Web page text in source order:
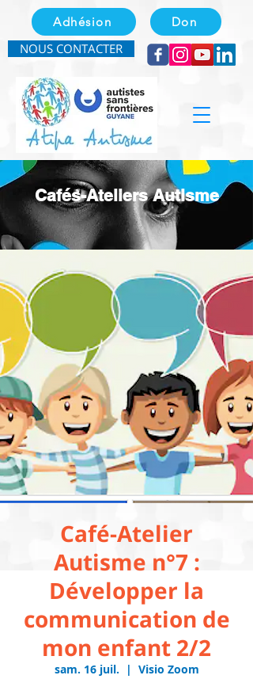
Adhésion Don
NOUS CONTACTER
Cafés-Ateliers Autisme
Café-Atelier
Autisme n°7 :
Développer la
communication de
mon enfant 2/2
sam. 16 juil.
  |
Visio Zoom